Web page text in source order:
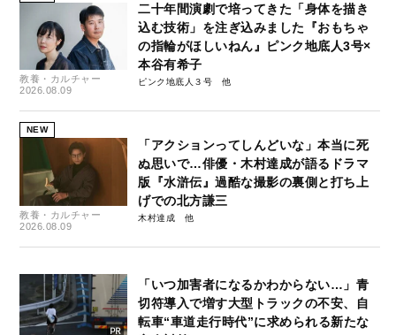
教養・カルチャー
2026.08.09
二十年間演劇で培ってきた「身体を描き
込む技術」を注ぎ込みました『おもちゃ
の指輪がほしいねん』ピンク地底人3号×
本谷有希子
ピンク地底人３号
NEW
教養・カルチャー
2026.08.09
「アクションってしんどいな」本当に死
ぬ思いで…俳優・木村達成が語るドラマ
版『水滸伝』過酷な撮影の裏側と打ち上
げでの北方謙三
木村達成
「いつ加害者になるかわからない…」青
切符導入で増す大型トラックの不安、自
転車“車道走行時代”に求められる新たな